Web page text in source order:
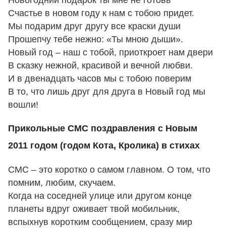
Счастье в новом году к нам с тобою придет.
Мы подарим друг другу все краски души
Прошепчу тебе нежно: «Ты мною дыши».
Новый год – наш с тобой, приоткроет нам двери
В сказку нежной, красивой и вечной любви.
И в двенадцать часов мы с тобою поверим
В то, что лишь друг для друга в Новый год мы
вошли!
Прикольные СМС поздравления с Новым
2011 годом (годом Кота, Кролика) в стихах
СМС – это коротко о самом главном. О том, что
помним, любим, скучаем.
Когда на соседней улице или другом конце
планеты вдруг оживает твой мобильник,
вспыхнув коротким сообщением, сразу мир